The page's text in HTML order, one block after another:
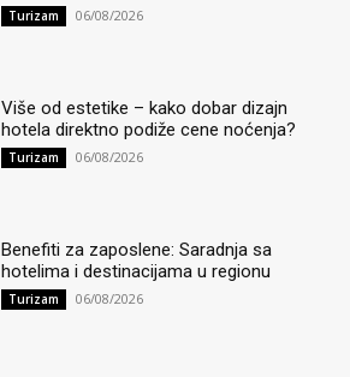
Turizam 06/08/2026
Više od estetike – kako dobar dizajn
hotela direktno podiže cene noćenja?
Turizam 06/08/2026
Benefiti za zaposlene: Saradnja sa
hotelima i destinacijama u regionu
Turizam 06/08/2026